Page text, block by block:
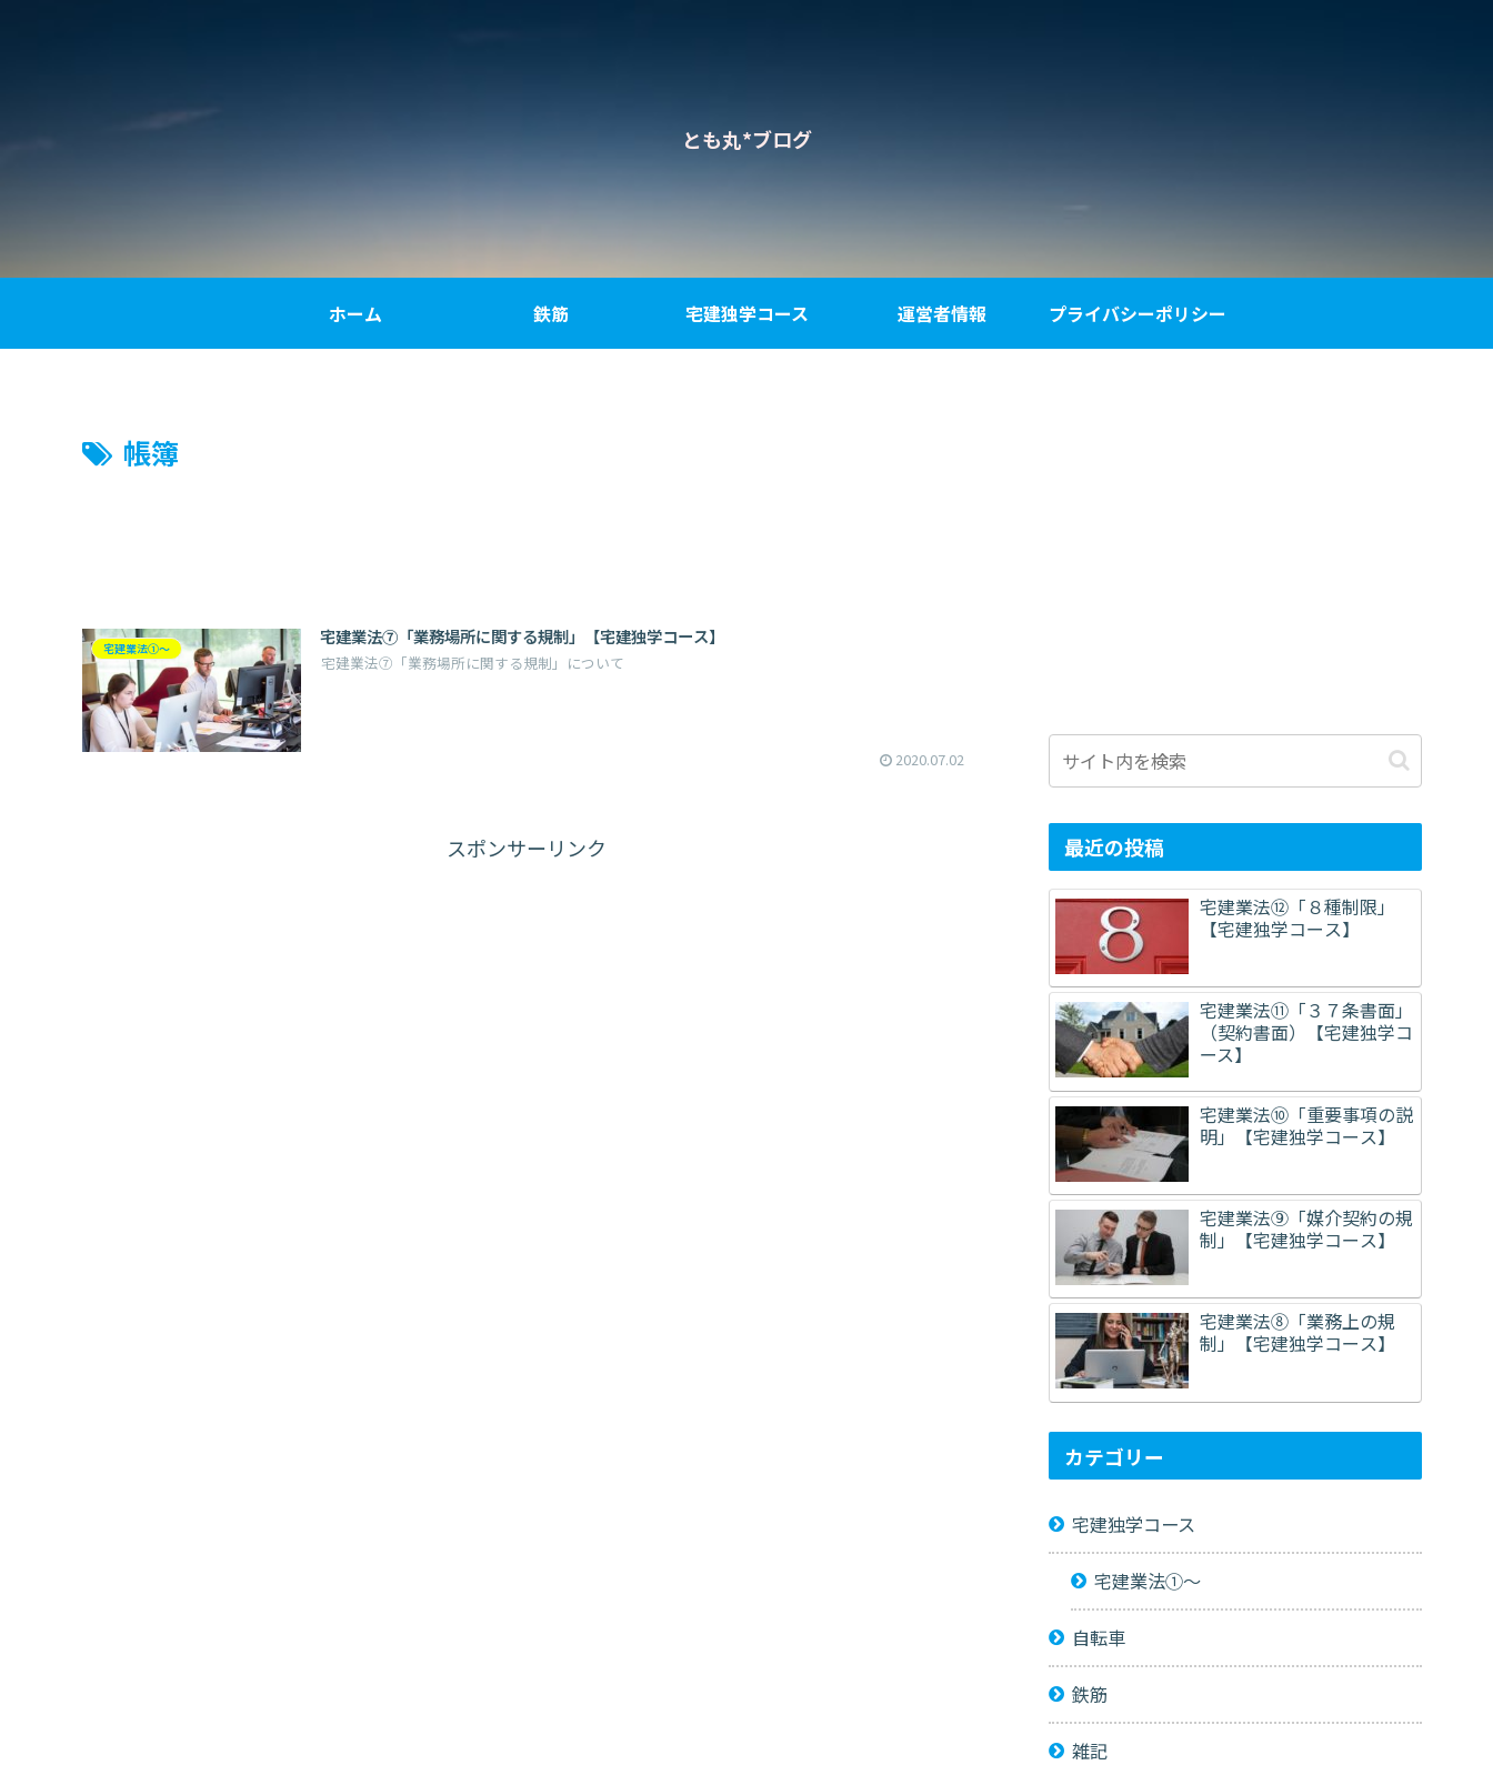
とも丸*ブログ
ホーム 鉄筋 宅建独学コース 運営者情報 プライバシーポリシー
帳簿
宅建業法①～
宅建業法⑦「業務場所に関する規制」【宅建独学コース】
宅建業法⑦「業務場所に関する規制」について
2020.07.02
スポンサーリンク 最近の投稿
宅建業法⑫「８種制限」
【宅建独学コース】
宅建業法⑪「３７条書面」
（契約書面）【宅建独学コ
ース】
宅建業法⑩「重要事項の説
明」【宅建独学コース】
宅建業法⑨「媒介契約の規
制」【宅建独学コース】
宅建業法⑧「業務上の規
制」【宅建独学コース】
カテゴリー
宅建独学コース
宅建業法①～
自転車
鉄筋
雑記